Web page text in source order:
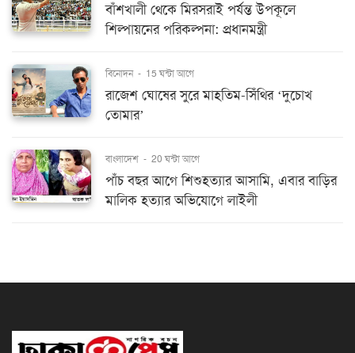
বাঁশখালী থেকে মিরসরাই পর্যন্ত উপকূলে
শিল্পায়নের পরিকল্পনা: প্রধানমন্ত্রী
বিনোদন - 15 ঘন্টা আগে
রাজেশ ঘোষের সুরে মাহতিম-সিঁথির ‘দুচোখ
তোমার’
বাংলাদেশ - 20 ঘন্টা আগে
পাঁচ বছর আগে শিশুহত্যার আসামি, এবার বাড়ির
মালিক হত্যার অভিযোগে লাইলী